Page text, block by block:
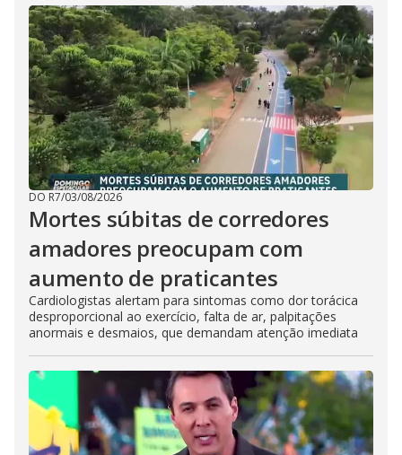
DO R7/03/08/2026
Mortes súbitas de corredores
amadores preocupam com
aumento de praticantes
Cardiologistas alertam para sintomas como dor torácica
desproporcional ao exercício, falta de ar, palpitações
anormais e desmaios, que demandam atenção imediata